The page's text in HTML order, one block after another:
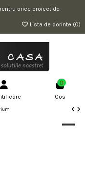
orice proiect de
Lista de dorinte (0)
0
Cos